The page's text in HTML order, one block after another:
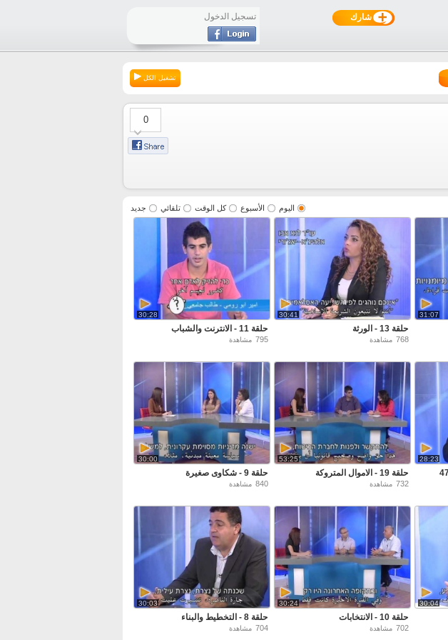
شارك تسجيل الدخول
تشغيل الكل
0
اليوم الأسبوع كل الوقت تلقائي جديد
31:07
30:41
حلقة 13 - الورثة
768 مشاهدة
30:28
حلقة 11 - الانترنت والشباب
795 مشاهدة
28:23
53:25
حلقة 19 - الاموال المتروكة
732 مشاهدة
30:00
حلقة 9 - شكاوى صغيرة
840 مشاهدة
30:04
30:24
حلقة 10 - الانتخابات
702 مشاهدة
30:03
حلقة 8 - التخطيط والبناء
704 مشاهدة